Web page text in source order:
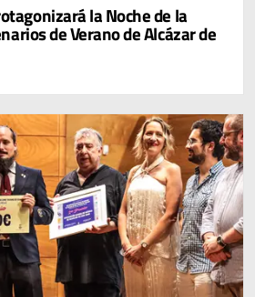
la Noche de la
de Verano de Alcázar de